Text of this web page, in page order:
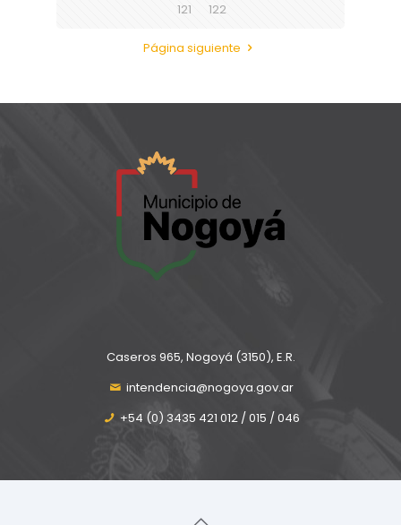
121
122
Página siguiente
Caseros 965, Nogoyá (3150), E.R.
intendencia@nogoya.gov.ar
+54 (0) 3435 421 012 / 015 / 046